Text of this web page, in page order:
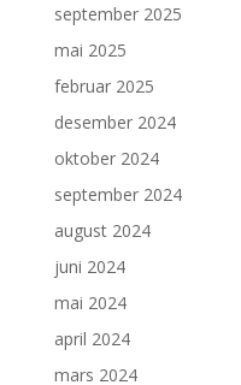
september 2025
mai 2025
februar 2025
desember 2024
oktober 2024
september 2024
august 2024
juni 2024
mai 2024
april 2024
mars 2024